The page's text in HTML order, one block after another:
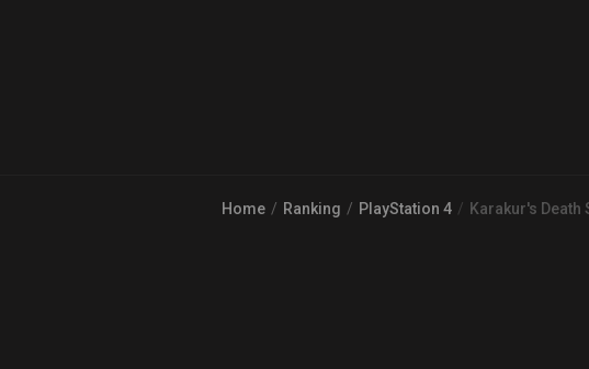
Home Ranking PlayStation 4 Karakur's